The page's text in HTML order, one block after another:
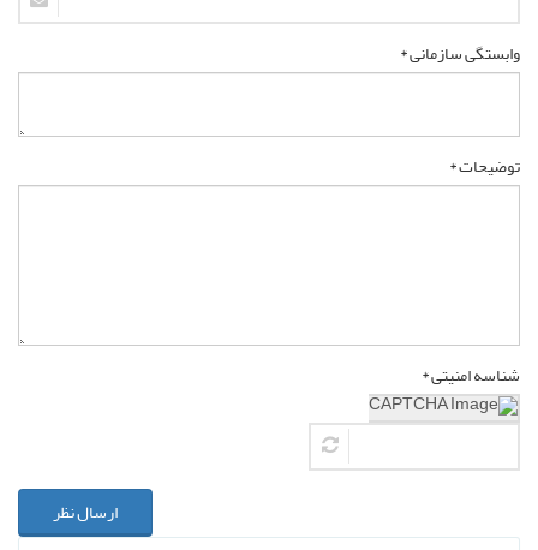
وابستگی سازمانی *
توضیحات *
شناسه امنیتی *
ارسال نظر